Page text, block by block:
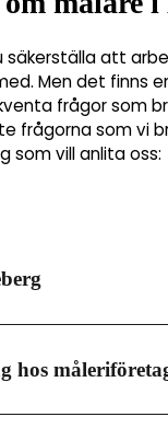
säkerställa att
Men det finns
frågor som
frågorna som vi
som vill anlita oss:
beroende på
i timmen.
firma, där
hos